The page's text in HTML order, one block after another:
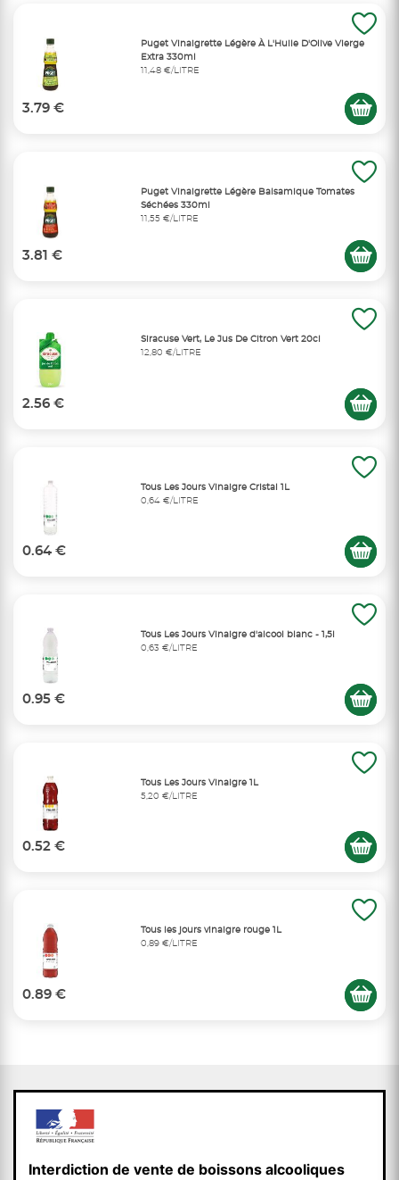
Puget Vinaigrette Légère À L'Huile D'Olive Vierge
Extra 330ml
11,48 €/LITRE
3.79 €
Puget Vinaigrette Légère Balsamique Tomates
Séchées 330ml
11,55 €/LITRE
3.81 €
Siracuse Vert, Le Jus De Citron Vert 20cl
12,80 €/LITRE
2.56 €
Tous Les Jours Vinaigre Cristal 1L
0,64 €/LITRE
0.64 €
Tous Les Jours Vinaigre d'alcool blanc - 1,5l
0,63 €/LITRE
0.95 €
Tous Les Jours Vinaigre 1L
5,20 €/LITRE
0.52 €
Tous les jours vinaigre rouge 1L
0,89 €/LITRE
0.89 €
Interdiction de vente de boissons alcooliques